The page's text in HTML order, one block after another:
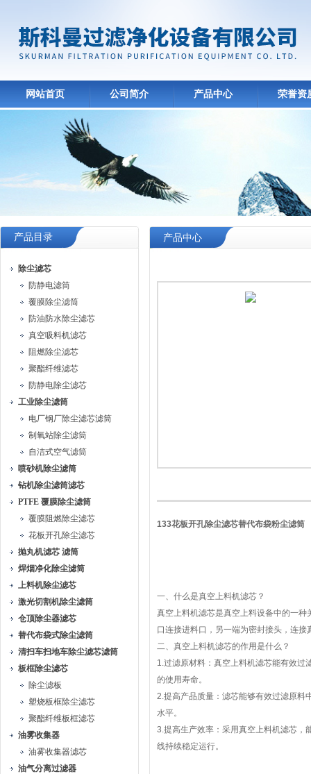
网站首页 公司简介 产品中心 荣誉资
产品目录
除尘滤芯
防静电滤筒
覆膜除尘滤筒
防油防水除尘滤芯
真空吸料机滤芯
阻燃除尘滤芯
聚酯纤维滤芯
防静电除尘滤芯
工业除尘滤筒
电厂钢厂除尘滤芯滤筒
制氧站除尘滤筒
自洁式空气滤筒
喷砂机除尘滤筒
钻机除尘滤筒滤芯
PTFE 覆膜除尘滤筒
覆膜阻燃除尘滤芯
花板开孔除尘滤芯
抛丸机滤芯 滤筒
焊烟净化除尘滤筒
上料机除尘滤芯
激光切割机除尘滤筒
仓顶除尘器滤芯
替代布袋式除尘滤筒
清扫车扫地车除尘滤芯滤筒
板框除尘滤芯
除尘滤板
塑烧板框除尘滤芯
聚酯纤维板框滤芯
油雾收集器
油雾收集器滤芯
油气分离过滤器
产品中心
133花板开孔除尘滤芯替代布袋粉尘滤筒
一、什么是真空上料机滤芯？
真空上料机滤芯是真空上料设备中的一
口连接进料口，另一端为密封接头，连接
二、真空上料机滤芯的作用是什么？
1.过滤原材料：真空上料机滤芯能有效过
的使用寿命。
2.提高产品质量：滤芯能够有效过滤原料
水平。
3.提高生产效率：采用真空上料机滤芯，
线持续稳定运行。